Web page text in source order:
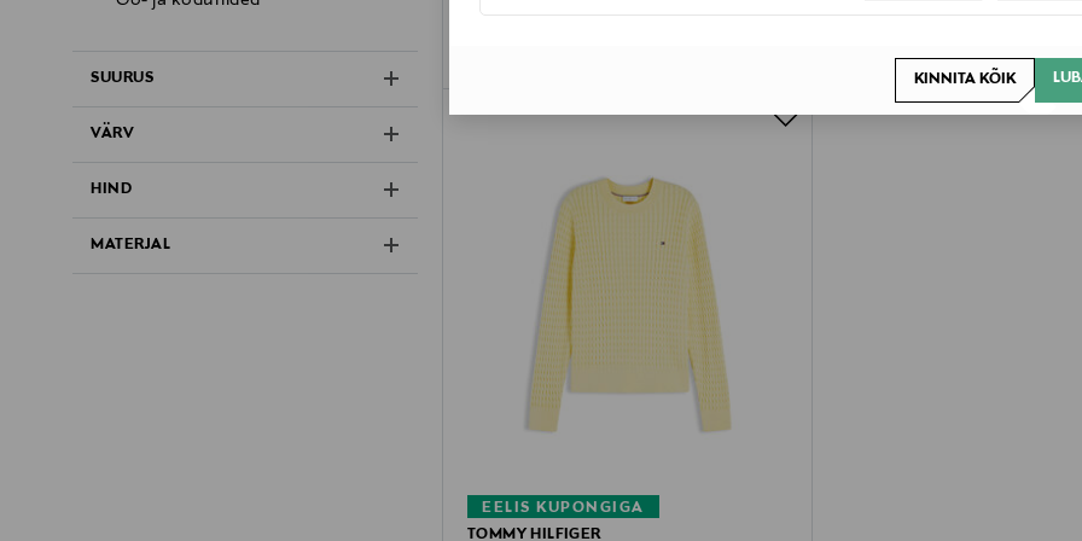
KINNITA KÕIK
SUURUS
VÄRV
HIND
MATERJAL
EELIS KUPONGIGA
TOMMY HILFIGER